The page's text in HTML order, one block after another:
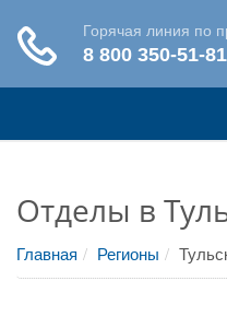
Отделы в
Главная Регионы